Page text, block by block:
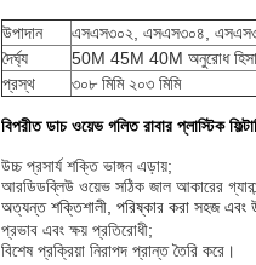
উপাদান
এসএস৩০২, এসএস৩০৪,
দৈর্ঘ্য
50M 45M 40M অনুরোধ
প্রস্থ
৩০৮ মিমি ২০৩ মিমি
বিপরীত ডাচ ওয়েভ গলিত রাবার প্লাস্টিক
উচ্চ প্রসার্য শক্তি ভাঙ্গন এড়ায়;
আরডিডব্লিউ ওয়েভ সঠিক জাল আকারের
অত্যন্ত শক্তিশালী, পরিষ্কার করা সহজ এবং
প্রভাব এবং ক্ষয় প্রতিরোধী;
বিশেষ প্রক্রিয়া নিরাপদ প্রান্ত তৈরি করে।